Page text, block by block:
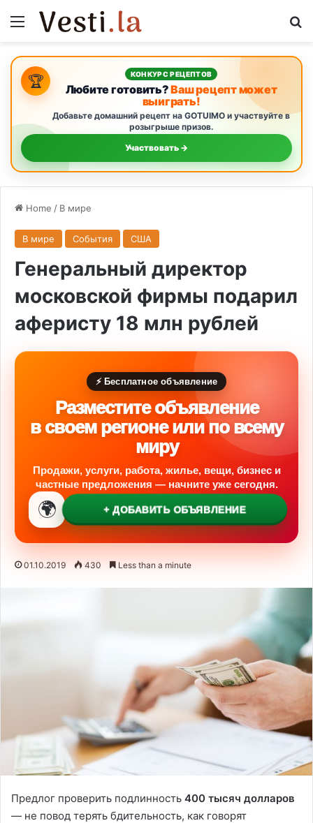
Menu
🏆 КОНКУРС РЕЦЕПТОВ
Любите готовить?Ваш рецепт может
выиграть!
Добавьте домашний рецепт на GOTUIMO и участвуйте в
розыгрыше призов.
Участвовать →
Home / В мире
В мире События США
Генеральный директор
московской фирмы подарил
аферисту 18 млн рублей
⚡ Бесплатное объявление
Разместите объявление
в своем регионе или по всему
миру
Продажи, услуги, работа, жилье, вещи, бизнес и
частные предложения — начните уже сегодня.
🌍 + ДОБАВИТЬ ОБЪЯВЛЕНИЕ
01.10.2019 430 Less than a minute
Предлог проверить подлинность 400 тысяч долларов
— не повод терять бдительность, как говорят